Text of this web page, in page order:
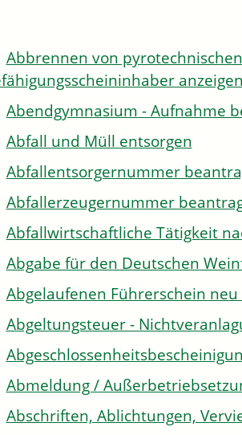
Abbrennen von
anzeigen
Abendgymnasium - Aufnahme
Abfall und Müll entsorgen
Abfallentsorgernummer
Abfallerzeugernummer
Abfallwirtschaftliche Tätigkeit
Abgabe für den Deutschen
Abgelaufenen Führerschein
Abgeltungsteuer -
Abmeldung /
Abschriften, Ablichtungen,